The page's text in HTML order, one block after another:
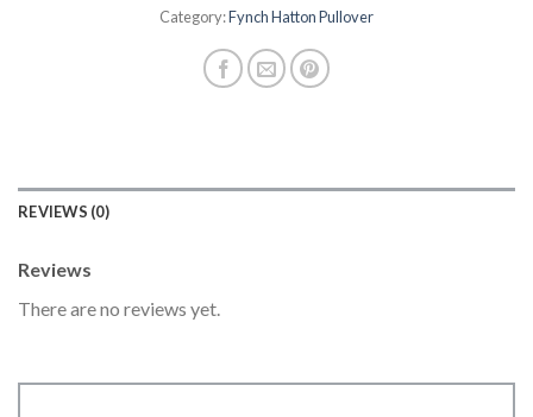
Category:Fynch Hatton Pullover
REVIEWS (0)
Reviews
There are no reviews yet.